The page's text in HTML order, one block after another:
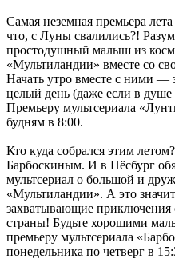
Самая неземная премьера
что, с Луны свалились?!
простодушный малыш из
«Мультиландии» вместе со
Начать утро вместе с ними —
целый день (даже если в
Премьеру мультсериала
будням в 8:00.
Кто куда собрался этим
Барбоскиным. И в Пёсбург
мультсериал о большой и
«Мультиландии». А это
захватывающие приключения
страны! Будьте хорошими
премьеру мультсериала
понедельника по четверг в